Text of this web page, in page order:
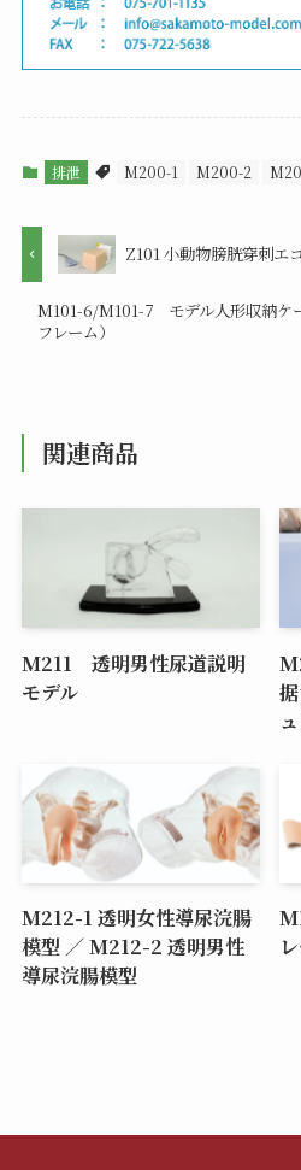
排泄 M200-1 M200-2
Z101 小動物膀胱穿刺エ
M101-6/M101-7 モデル人形収納ケ
フレーム）
関連商品
M211 透明男性尿道説明
モデル
M212-1 透明女性導尿浣腸
模型 ／ M212-2 透明男性
導尿浣腸模型